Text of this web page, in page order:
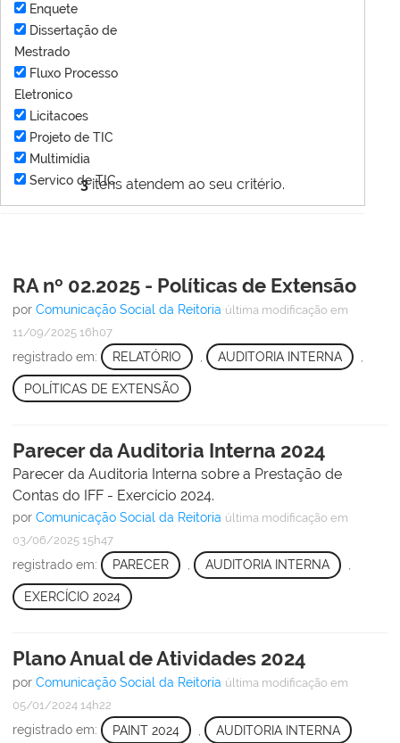
3itens atendem ao seu critério.
Enquete
Dissertação de
Mestrado
Fluxo Processo
Eletronico
Licitacoes
Projeto de TIC
Multimídia
Servico de TIC
RA nº 02.2025 - Políticas de Extensão
por Comunicação Social da Reitoria última modificação em
11/09/2025 16h07
registrado em: RELATÓRIO AUDITORIA INTERNA
POLÍTICAS DE EXTENSÃO
Parecer da Auditoria Interna 2024
Parecer da Auditoria Interna sobre a Prestação de
Contas do IFF - Exercício 2024.
por Comunicação Social da Reitoria última modificação em
03/06/2025 15h47
registrado em: PARECER , AUDITORIA INTERNA ,
EXERCÍCIO 2024
Plano Anual de Atividades 2024
por Comunicação Social da Reitoria última modificação em
05/01/2024 14h22
registrado em: PAINT 2024 AUDITORIA INTERNA